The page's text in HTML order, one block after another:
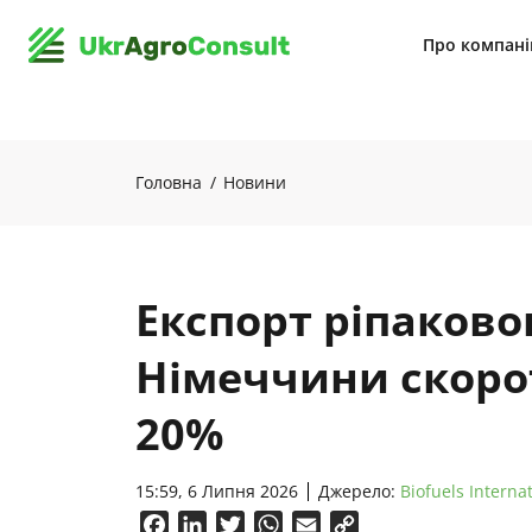
Про
Головна Новини
Експорт
Німеччини
20%
15:59, 6 Липня 2026 Джерело: Biofuels
FacebookLinkedInTwitterWhatsApp
Email